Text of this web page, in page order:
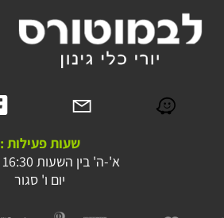
שעות פעילות :
א'-ה' בין השעות 16:30 - 09:00
יום ו' סגור